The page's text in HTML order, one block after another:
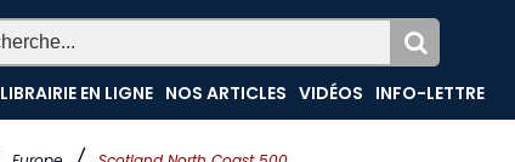
LIBRAIRIE EN LIGNE NOS ARTICLES VIDÉOS INFO-LETTRE